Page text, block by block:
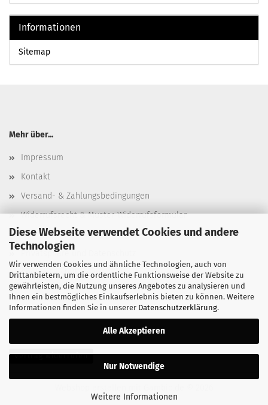
Diese Webseite verwendet Cookies und andere
Technologien
Wir verwenden Cookies und ähnliche Technologien, auch von
Drittanbietern, um die ordentliche Funktionsweise der Website zu
gewährleisten, die Nutzung unseres Angebotes zu analysieren und
Ihnen ein bestmögliches Einkaufserlebnis bieten zu können. Weitere
Informationen finden Sie in unserer Datenschutzerklärung.
Alle Akzeptieren
Nur Notwendige
Weitere Informationen
Informationen
Sitemap
Mehr über...
Impressum
Kontakt
Versand- & Zahlungsbedingungen
Widerrufsrecht & Muster-Widerrufsformular
AGB
Privatsphäre und Datenschutz
Cookie Einstellungen
Vertrag widerrufen